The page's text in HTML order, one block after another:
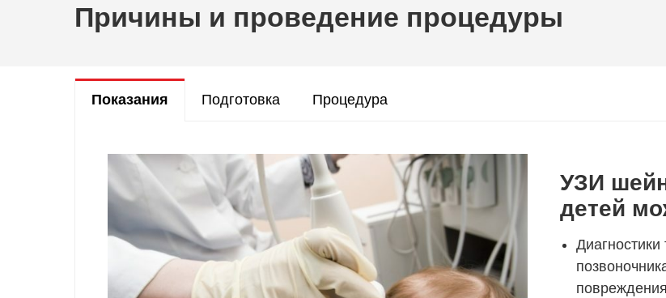
Причины и проведение процедуры
Показания Подготовка Процедура
УЗИ
детей